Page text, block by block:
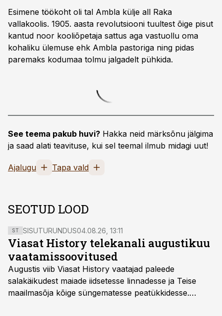
Esimene töökoht oli tal Ambla külje all Raka
vallakoolis. 1905. aasta revolutsiooni tuultest õige pisut
kantud noor kooliõpetaja sattus aga vastuollu oma
kohaliku ülemuse ehk Ambla pastoriga ning pidas
paremaks kodumaa tolmu jalgadelt pühkida.
See teema pakub huvi? Hakka neid märksõnu jälgima
ja saad alati teavituse, kui sel teemal ilmub midagi uut!
Ajalugu Tapa vald
SEOTUD LOOD
ST SISUTURUNDUS04.08.26, 13:11
Viasat History telekanali augustikuu
vaatamissoovitused
Augustis viib Viasat History vaatajad paleede
salakäikudest maiade iidsetesse linnadesse ja Teise
maailmasõja kõige süngematesse peatükkidesse.